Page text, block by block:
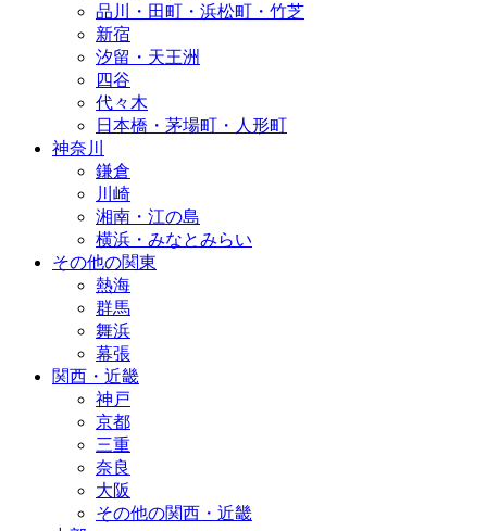
品川・田町・浜松町・竹芝
新宿
汐留・天王洲
四谷
代々木
日本橋・茅場町・人形町
神奈川
鎌倉
川崎
湘南・江の島
横浜・みなとみらい
その他の関東
熱海
群馬
舞浜
幕張
関西・近畿
神戸
京都
三重
奈良
大阪
その他の関西・近畿